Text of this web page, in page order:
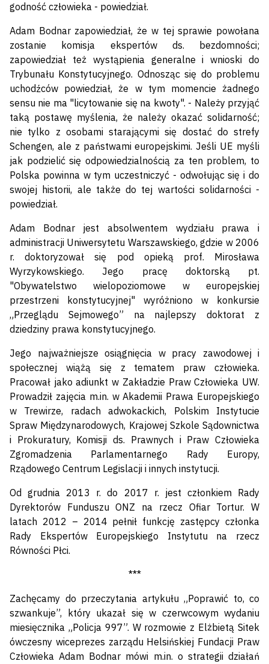
godność człowieka - powiedział.
Adam Bodnar zapowiedział, że w tej sprawie powołana
zostanie komisja ekspertów ds. bezdomności;
zapowiedział też wystąpienia generalne i wnioski do
Trybunału Konstytucyjnego. Odnosząc się do problemu
uchodźców powiedział, że w tym momencie żadnego
sensu nie ma "licytowanie się na kwoty". - Należy przyjąć
taką postawę myślenia, że należy okazać solidarność;
nie tylko z osobami starającymi się dostać do strefy
Schengen, ale z państwami europejskimi. Jeśli UE myśli
jak podzielić się odpowiedzialnością za ten problem, to
Polska powinna w tym uczestniczyć - odwołując się i do
swojej historii, ale także do tej wartości solidarności -
powiedział.
Adam Bodnar jest absolwentem wydziału prawa i
administracji Uniwersytetu Warszawskiego, gdzie w 2006
r. doktoryzował się pod opieką prof. Mirosława
Wyrzykowskiego. Jego pracę doktorską pt.
"Obywatelstwo wielopoziomowe w europejskiej
przestrzeni konstytucyjnej" wyróżniono w konkursie
„Przeglądu Sejmowego” na najlepszy doktorat z
dziedziny prawa konstytucyjnego.
Jego najważniejsze osiągnięcia w pracy zawodowej i
społecznej wiążą się z tematem praw człowieka.
Pracował jako adiunkt w Zakładzie Praw Człowieka UW.
Prowadził zajęcia m.in. w Akademii Prawa Europejskiego
w Trewirze, radach adwokackich, Polskim Instytucie
Spraw Międzynarodowych, Krajowej Szkole Sądownictwa
i Prokuratury, Komisji ds. Prawnych i Praw Człowieka
Zgromadzenia Parlamentarnego Rady Europy,
Rządowego Centrum Legislacji i innych instytucji.
Od grudnia 2013 r. do 2017 r. jest członkiem Rady
Dyrektorów Funduszu ONZ na rzecz Ofiar Tortur. W
latach 2012 – 2014 pełnił funkcję zastępcy członka
Rady Ekspertów Europejskiego Instytutu na rzecz
Równości Płci.
***
Zachęcamy do przeczytania artykułu „Poprawić to, co
szwankuje”, który ukazał się w czerwcowym wydaniu
miesięcznika „Policja 997”. W rozmowie z Elżbietą Sitek
ówczesny wiceprezes zarządu Helsińskiej Fundacji Praw
Człowieka Adam Bodnar mówi m.in. o strategii działań